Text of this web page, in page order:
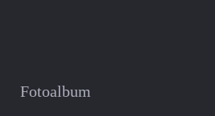
Fotoalbum